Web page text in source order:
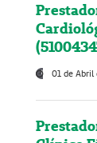
01 de Abril